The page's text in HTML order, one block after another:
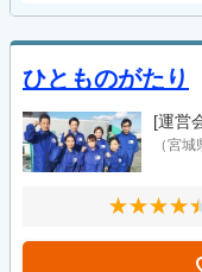
ひとものがたり
[運営
（宮